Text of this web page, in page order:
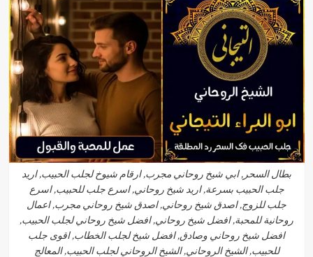
بطال السحر, ابي شيخ روحاني مجرب, ارقام شيوخ لجلب الحبيب, اريد
جلب الحبيب بسرعة, اريد شيخ روحاني, اسرع جلب للحبيب, اسرع
جلب للزوج, اصدق شيخ روحاني, اصدق شيخ روحاني مجرب, اعمال
روحانية للمحبة, افضل شيخ روحاني, افضل شيخ روحاني لجلب الحبيب,
افضل شيخ روحاني وصادق, افضل شيخ لجلب الخطاب, اقوى جلب
للحبيب, الشيخ الروحاني, الشيخ الروحاني لجلب الحبيب, المعالج